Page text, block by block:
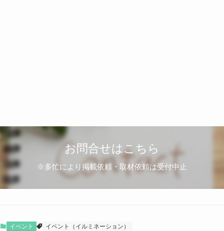
お問合せはこちら
※多忙により掲載依頼・取材依頼は受付中止
イベント イベント（イルミネーション）